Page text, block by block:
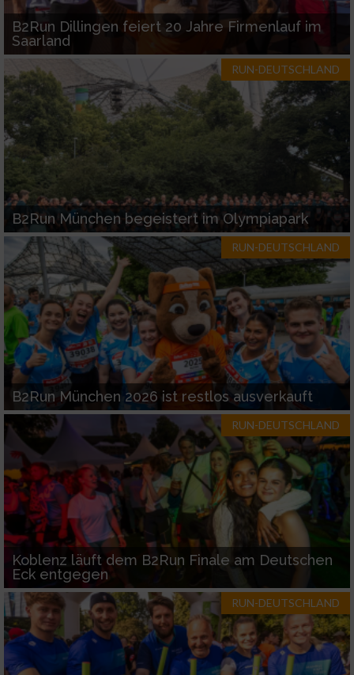
B2Run Dillingen feiert 20 Jahre Firmenlauf im
Saarland
RUN-DEUTSCHLAND
B2Run München begeistert im Olympiapark
RUN-DEUTSCHLAND
B2Run München 2026 ist restlos ausverkauft
RUN-DEUTSCHLAND
Koblenz läuft dem B2Run Finale am Deutschen
Eck entgegen
RUN-DEUTSCHLAND